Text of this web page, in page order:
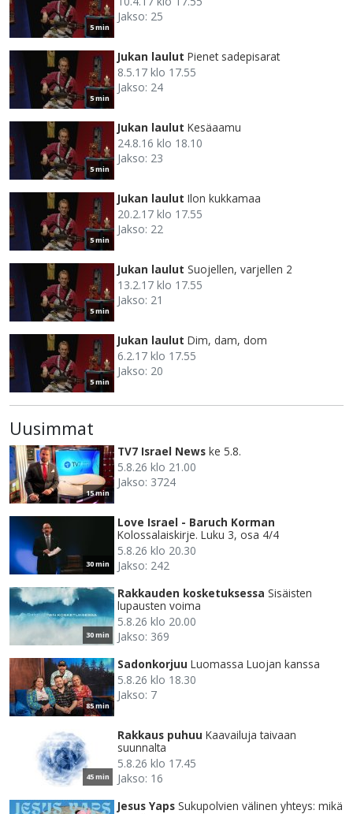
5 min
Jakso: 25
5 min
Jukan laulut Pienet sadepisarat
8.5.17 klo 17.55
Jakso: 24
5 min
Jukan laulut Kesäaamu
24.8.16 klo 18.10
Jakso: 23
5 min
Jukan laulut Ilon kukkamaa
20.2.17 klo 17.55
Jakso: 22
5 min
Jukan laulut Suojellen, varjellen 2
13.2.17 klo 17.55
Jakso: 21
5 min
Jukan laulut Dim, dam, dom
6.2.17 klo 17.55
Jakso: 20
Uusimmat
15 min
TV7 Israel News ke 5.8.
5.8.26 klo 21.00
Jakso: 3724
30 min
Love Israel - Baruch Korman
Kolossalaiskirje. Luku 3, osa 4/4
5.8.26 klo 20.30
Jakso: 242
30 min
Rakkauden kosketuksessa Sisäisten
lupausten voima
5.8.26 klo 20.00
Jakso: 369
85 min
Sadonkorjuu Luomassa Luojan kanssa
5.8.26 klo 18.30
Jakso: 7
45 min
Rakkaus puhuu Kaavailuja taivaan
suunnalta
5.8.26 klo 17.45
Jakso: 16
Jesus Yaps Sukupolvien välinen yhteys: mikä